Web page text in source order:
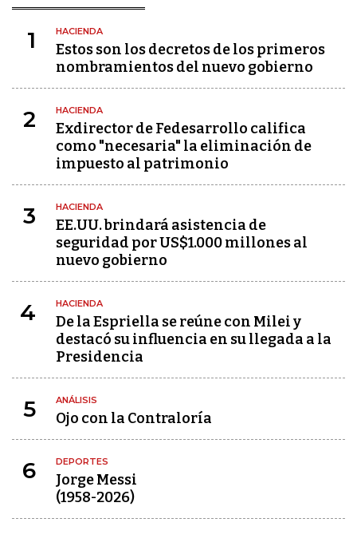
1 HACIENDA
Estos son los decretos de los primeros
nombramientos del nuevo gobierno
2 HACIENDA
Exdirector de Fedesarrollo califica
como "necesaria" la eliminación de
impuesto al patrimonio
3 HACIENDA
EE.UU. brindará asistencia de
seguridad por US$1.000 millones al
nuevo gobierno
4 HACIENDA
De la Espriella se reúne con Milei y
destacó su influencia en su llegada a la
Presidencia
5 ANÁLISIS
Ojo con la Contraloría
6 DEPORTES
Jorge Messi
(1958-2026)